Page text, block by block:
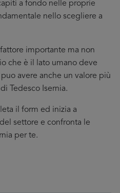
a fondo nelle proprie
nello scegliere a
importante ma non
che è il lato umano deve
avere anche un valore più
Tedesco Isernia.
il form ed inizia a
settore e confronta le
per te.